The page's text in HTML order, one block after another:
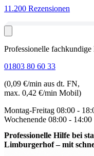
11.200 Rezensionen
Professionelle fachkundige
01803 80 60 33
(0,09 €/min aus dt. FN,
max. 0,42 €/min Mobil)
Montag-Freitag 08:00 -
Wochenende 08:00 - 14:00
Professionelle Hilfe bei
Limburgerhof– mit